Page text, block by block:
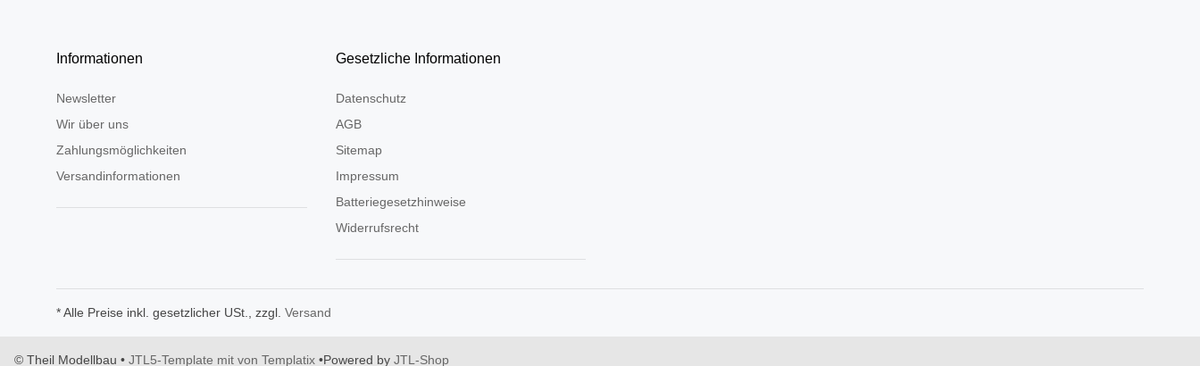
Informationen
Newsletter
Wir über uns
Zahlungsmöglichkeiten
Versandinformationen
Gesetzliche Informationen
Datenschutz
AGB
Sitemap
Impressum
Batteriegesetzhinweise
Widerrufsrecht
* Alle Preise inkl. gesetzlicher USt., zzgl. Versand
© Theil Modellbau • JTL5-Template mit von Templatix •Powered by JTL-Shop